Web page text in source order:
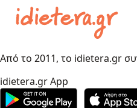
Από το 2011, το idietera.gr
idietera.gr App